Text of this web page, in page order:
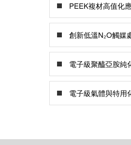
PEEK複材高值化
創新低溫N₂O觸媒
電子級聚醯亞胺純
電子級氣體與特用